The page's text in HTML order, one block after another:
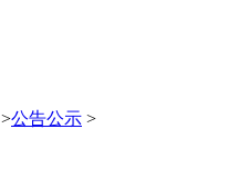
>公告公示 >